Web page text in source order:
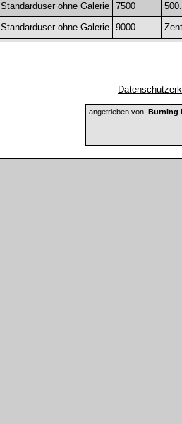
Standarduser ohne Galerie 7500
Standarduser ohne Galerie
9000
angetrieben von: Burning